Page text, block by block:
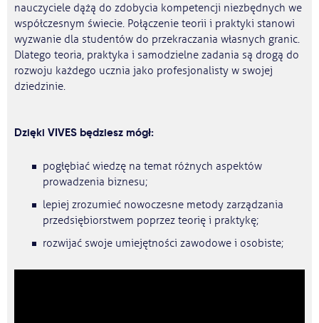
nauczyciele dążą do zdobycia kompetencji niezbędnych we
współczesnym świecie. Połączenie teorii i praktyki stanowi
wyzwanie dla studentów do przekraczania własnych granic.
Dlatego teoria, praktyka i samodzielne zadania są drogą do
rozwoju każdego ucznia jako profesjonalisty w swojej
dziedzinie.
Dzięki VIVES będziesz mógł:
pogłębiać wiedzę na temat różnych aspektów
prowadzenia biznesu;
lepiej zrozumieć nowoczesne metody zarządzania
przedsiębiorstwem poprzez teorię i praktykę;
rozwijać swoje umiejętności zawodowe i osobiste;